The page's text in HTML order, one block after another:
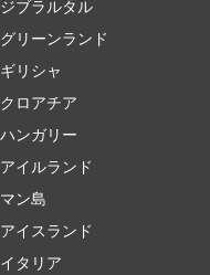
ジブラルタル
グリーンランド
ギリシャ
クロアチア
ハンガリー
アイルランド
マン島
アイスランド
イタリア